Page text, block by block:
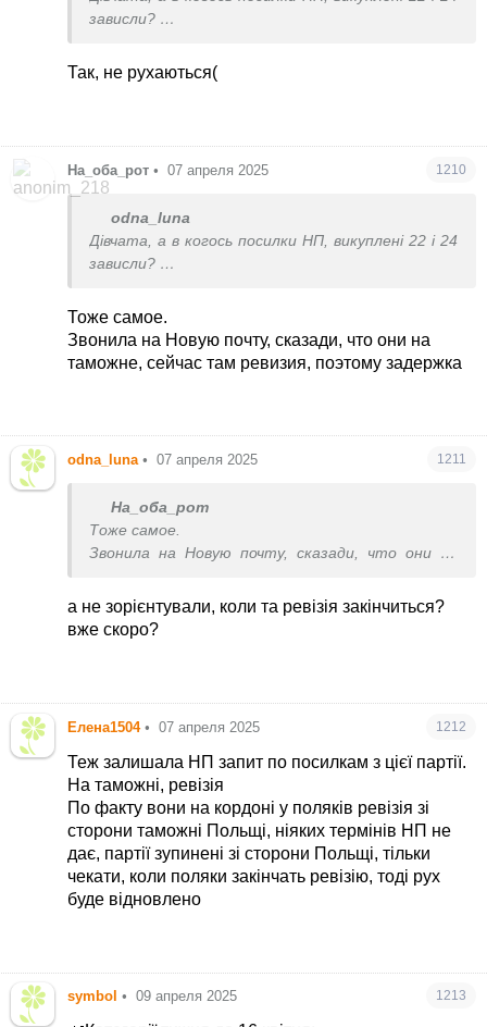
зависли?
тиша...
Так, не рухаються(
На_оба_рот • 07 апреля 2025 1210
odna_luna
Дівчата, а в когось посилки НП, викуплені 22 і 24
зависли?
Тоже самое.
Звонила на Новую почту, сказади, что они на
таможне, сейчас там ревизия, поэтому задержка
odna_luna • 07 апреля 2025 1211
На_оба_рот
Тоже самое.
Звонила на Новую почту, сказади, что они на
задержка
а не зорієнтували, коли та ревізія закінчиться?
вже скоро?
Елена1504 • 07 апреля 2025 1212
Теж залишала НП запит по посилкам з цієї партії.
На таможні, ревізія
По факту вони на кордоні у поляків ревізія зі
сторони таможні Польщі, ніяких термінів НП не
дає, партії зупинені зі сторони Польщі, тільки
чекати, коли поляки закінчать ревізію, тоді рух
буде відновлено
symbol • 09 апреля 2025 1213